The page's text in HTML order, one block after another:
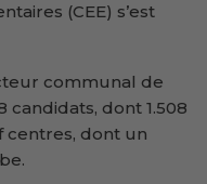
(CEE) s’est
communal de
candidats, dont 1.508
centres, dont un